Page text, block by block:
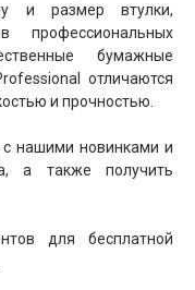
и размер втулки,
бумажные
отличаются
и прочностью.
нашими новинками и
а также получить
для бесплатной